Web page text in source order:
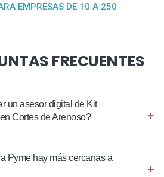
EMPRESAS DE 10 A 250
FRECUENTES
un asesor digital de Kit
Cortes de Arenoso?
Pyme hay más cercanas a